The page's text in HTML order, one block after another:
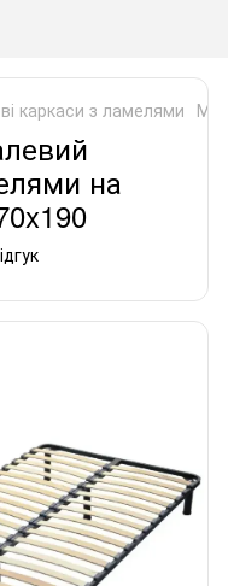
каркаси з ламелями
на